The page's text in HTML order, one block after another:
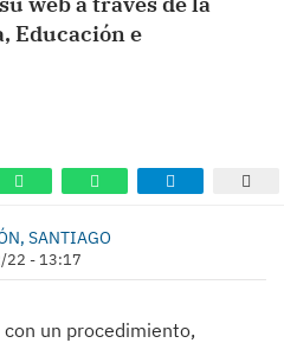
Educación e
SANTIAGO
22 - 13:17
un procedimiento,